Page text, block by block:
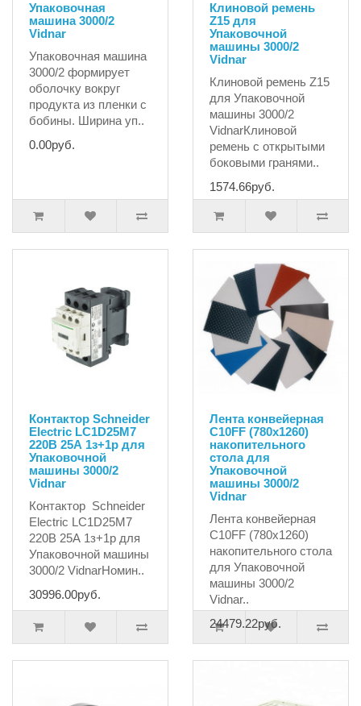
Упаковочная
машина 3000/2
Vidnar
Упаковочная машина
3000/2 формирует
оболочку вокруг
продукта из пленки с
бобины. Ширина уп..
0.00руб.
Клиновой ремень
Z15 для
Упаковочной
машины 3000/2
Vidnar
Клиновой ремень Z15
для Упаковочной
машины 3000/2
VidnarКлиновой
ремень с открытыми
боковыми гранями..
1574.66руб.
Контактор Schneider
Electric LC1D25M7
220В 25А 1з+1р для
Упаковочной
машины 3000/2
Vidnar
Контактор Schneider
Electric LC1D25M7
220В 25А 1з+1р для
Упаковочной машины
3000/2 VidnarНомин..
30996.00руб.
Лента конвейерная
C10FF (780х1260)
накопительного
стола для
Упаковочной
машины 3000/2
Vidnar
Лента конвейерная
C10FF (780х1260)
накопительного стола
для Упаковочной
машины 3000/2
Vidnar..
24479.22руб.